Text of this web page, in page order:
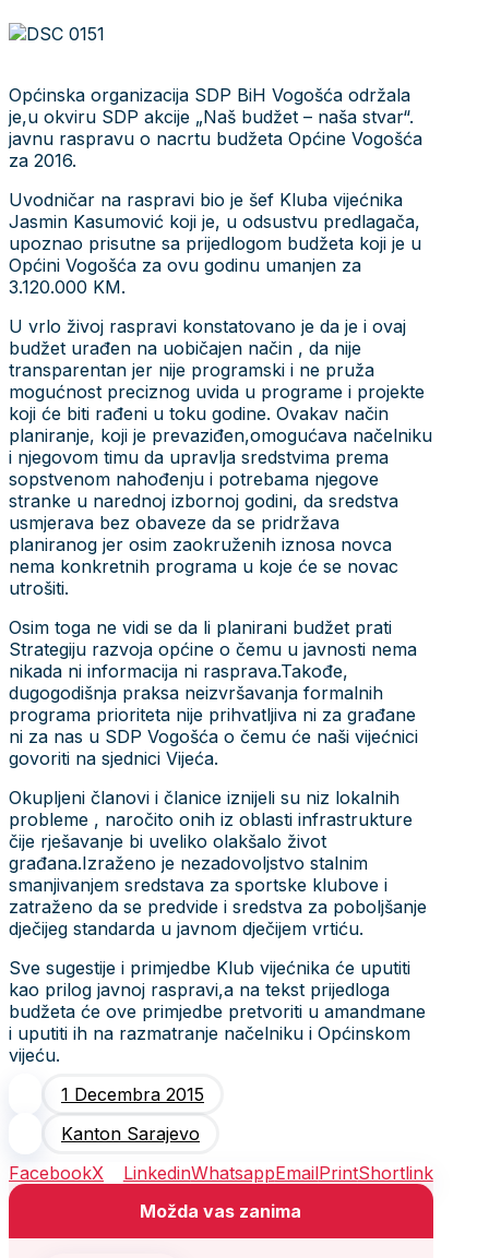
Općinska organizacija SDP BiH Vogošća održala
je,u okviru SDP akcije „Naš budžet – naša stvar“.
javnu raspravu o nacrtu budžeta Općine Vogošća
za 2016.
Uvodničar na raspravi bio je šef Kluba vijećnika
Jasmin Kasumović koji je, u odsustvu predlagača,
upoznao prisutne sa prijedlogom budžeta koji je u
Općini Vogošća za ovu godinu umanjen za
3.120.000 KM.
U vrlo živoj raspravi konstatovano je da je i ovaj
budžet urađen na uobičajen način , da nije
transparentan jer nije programski i ne pruža
mogućnost preciznog uvida u programe i projekte
koji će biti rađeni u toku godine. Ovakav način
planiranje, koji je prevaziđen,omogućava načelniku
i njegovom timu da upravlja sredstvima prema
sopstvenom nahođenju i potrebama njegove
stranke u narednoj izbornoj godini, da sredstva
usmjerava bez obaveze da se pridržava
planiranog jer osim zaokruženih iznosa novca
nema konkretnih programa u koje će se novac
utrošiti.
Osim toga ne vidi se da li planirani budžet prati
Strategiju razvoja općine o čemu u javnosti nema
nikada ni informacija ni rasprava.Takođe,
dugogodišnja praksa neizvršavanja formalnih
programa prioriteta nije prihvatljiva ni za građane
ni za nas u SDP Vogošća o čemu će naši vijećnici
govoriti na sjednici Vijeća.
Okupljeni članovi i članice iznijeli su niz lokalnih
probleme , naročito onih iz oblasti infrastrukture
čije rješavanje bi uveliko olakšalo život
građana.Izraženo je nezadovoljstvo stalnim
smanjivanjem sredstava za sportske klubove i
zatraženo da se predvide i sredstva za poboljšanje
dječijeg standarda u javnom dječijem vrtiću.
Sve sugestije i primjedbe Klub vijećnika će uputiti
kao prilog javnoj raspravi,a na tekst prijedloga
budžeta će ove primjedbe pretvoriti u amandmane
i uputiti ih na razmatranje načelniku i Općinskom
vijeću.
1 Decembra 2015
Kanton Sarajevo
FacebookX LinkedinWhatsappEmailPrintShortlink
Možda vas zanima